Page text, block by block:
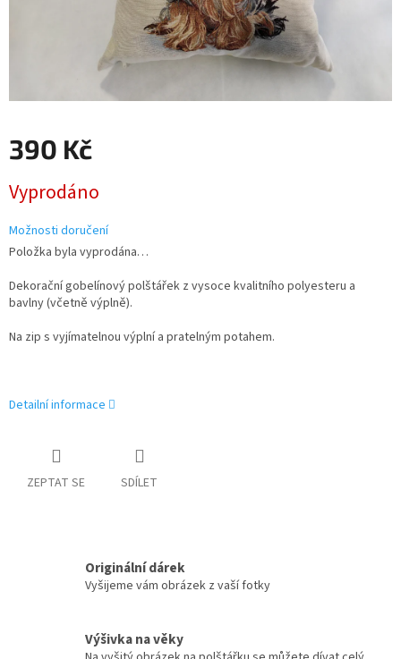
390 Kč
cena:
Vyprodáno
Možnosti doručení
Položka byla vyprodána…
Dekorační gobelínový polštářek z vysoce kvalitního polyesteru a
bavlny (včetně výplně).
Na zip s vyjímatelnou výplní a pratelným potahem.
Detailní informace
ZEPTAT SE SDÍLET
Originální dárek
Vyšijeme vám obrázek z vaší fotky
Výšivka na věky